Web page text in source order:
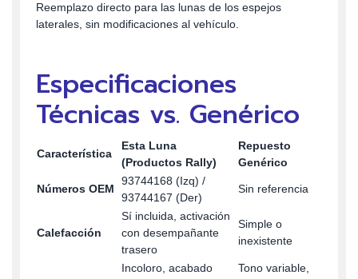
Reemplazo directo para las lunas de los espejos
laterales, sin modificaciones al vehículo.
Especificaciones
Técnicas vs. Genérico
Característica
Esta Luna
(Productos Rally)
Repuesto
Genérico
Números OEM
93744168 (Izq) /
93744167 (Der)
Sin referencia
Calefacción
Sí incluida, activación
con desempañante
trasero
Simple o
inexistente
Incoloro, acabado
Tono variable,